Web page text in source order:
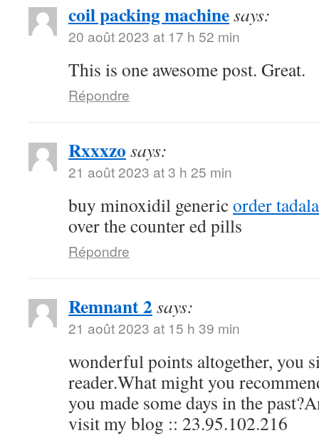
coil packing machinesays:
20 août 2023 at 17 h 52 min
This is one awesome post. Great.
Répondre
Rxxxzo says:
21 août 2023 at 3 h 25 min
buy minoxidil genericorder
over the counter ed pills
Répondre
Remnant 2 says:
21 août 2023 at 15 h 39 min
wonderful points altogether, you
reader.What might you
you made some days in the
visit my blog :: 23.95.102.216